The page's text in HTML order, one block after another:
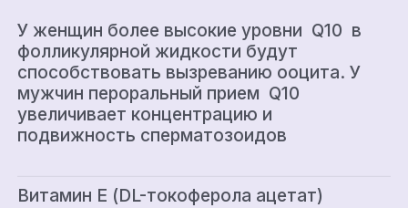
У женщин более высокие уровни Q10 в
фолликулярной жидкости будут
способствовать вызреванию ооцита. У
мужчин пероральный прием Q10
увеличивает концентрацию и
подвижность сперматозоидов
Витамин Е (DL-токоферола ацетат)